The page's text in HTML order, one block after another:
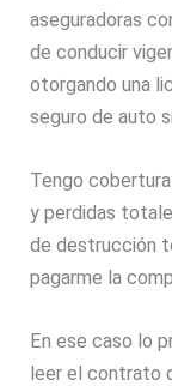
aseguradoras
de conducir
otorgando una
seguro de auto
Tengo
y perdidas
de destrucción
pagarme la
En ese caso lo
leer el contrato